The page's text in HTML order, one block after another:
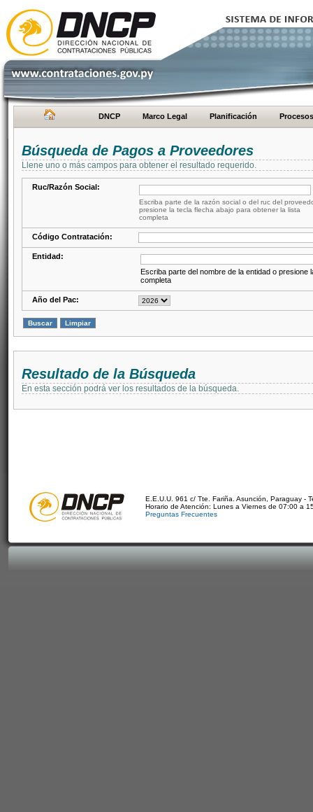
DNCP Marco Legal Planificación Procesos
Búsqueda de Pagos a Proveedores
Llene uno o más campos para obtener el resultado requerido.
Ruc/Razón Social:
Escriba parte de la razón social o del ruc del
presione la tecla flecha abajo para obtener la lista
completa
Código Contratación:
Entidad:
Escriba parte del nombre de la entidad o presione
completa
Año del Pac:
Resultado de la Búsqueda
En esta sección podrá ver los resultados de la búsqueda.
E.E.U.U. 961 c/ Tte. Fariña. Asunción, Paraguay -
Horario de Atención: Lunes a Viernes de 07:00 a
Preguntas Frecuentes